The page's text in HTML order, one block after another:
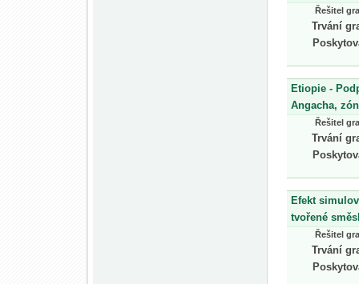
Řešitel
Trvání
Etiopie -
Angacha,
Řešitel
Trvání
Efekt
tvořené
Řešitel
Trvání